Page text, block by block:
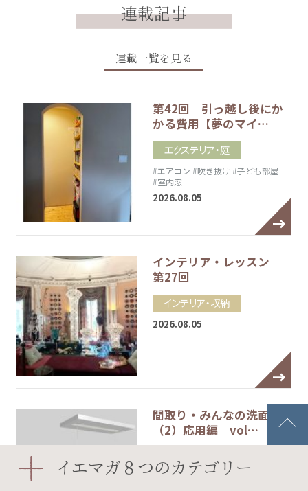
連載記事
連載一覧を見る
第42回 引っ越し後にか
かる費用【夢のマイ…
エクステリア・庭
#エアコン #吹き抜け #子ども部屋
#室内窓
2026.08.05
インテリア・レッスン
第27回
インテリア・収納
2026.08.05
間取り・みんなの洗面室
（2）応用編 vol…
#ウォークインクローゼット
イエマガ８つのカテゴリー